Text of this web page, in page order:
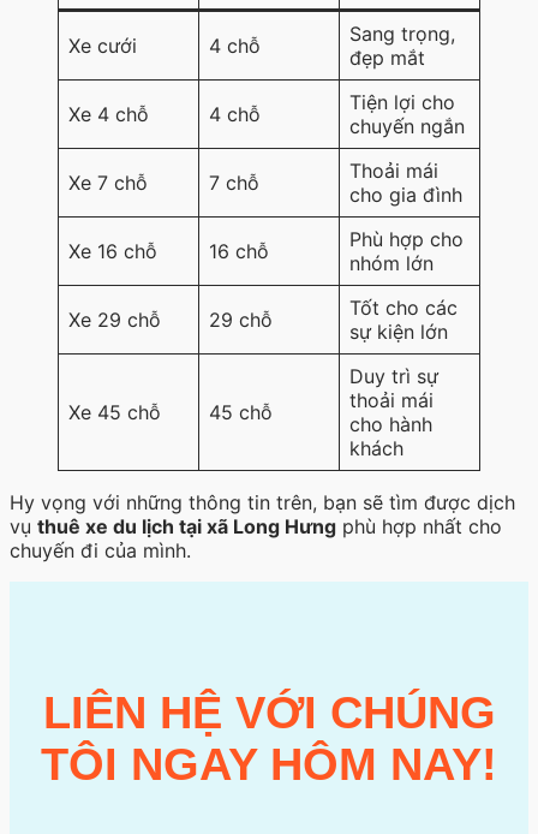
Xe cưới 4 chỗ
Sang trọng,
đẹp mắt
Xe 4 chỗ 4 chỗ
Tiện lợi cho
chuyến ngắn
Xe 7 chỗ 7 chỗ
Thoải mái
cho gia đình
Xe 16 chỗ 16 chỗ
Phù hợp cho
nhóm lớn
Xe 29 chỗ 29 chỗ
Tốt cho các
sự kiện lớn
Xe 45 chỗ 45 chỗ
Duy trì sự
thoải mái
cho hành
khách
Hy vọng với những thông tin trên, bạn sẽ tìm được dịch
vụ thuê xe du lịch tại xã Long Hưng phù hợp nhất cho
chuyến đi của mình.
LIÊN HỆ VỚI CHÚNG
TÔI NGAY HÔM NAY!